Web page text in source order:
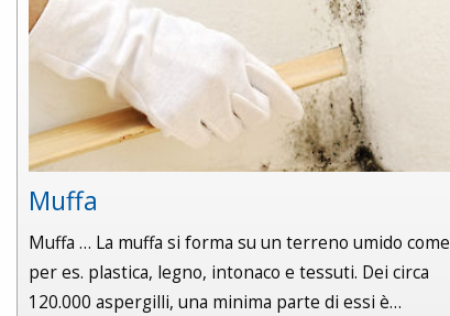
Muffa
Muffa … La muffa si forma su un terreno umido come
per es. plastica, legno, intonaco e tessuti. Dei circa
120.000 aspergilli, una minima parte di essi è…